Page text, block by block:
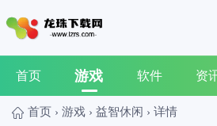
首页 游戏 软件 资
首页 › 游戏 › 益智休闲 › 详情